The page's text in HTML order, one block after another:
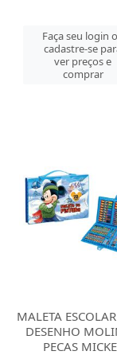
Faça seu login
cadastre-se
ver preços e
comprar
MALETA
DESENHO
PECAS